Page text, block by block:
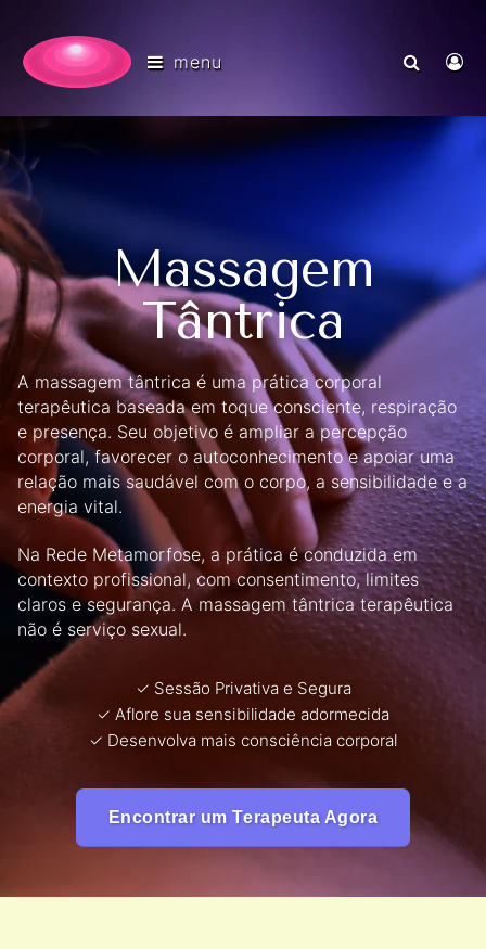
menu
Massagem
Tântrica
A massagem tântrica é uma prática corporal
terapêutica baseada em toque consciente, respiração
e presença. Seu objetivo é ampliar a percepção
corporal, favorecer o autoconhecimento e apoiar uma
relação mais saudável com o corpo, a sensibilidade e a
energia vital.
Na Rede Metamorfose, a prática é conduzida em
contexto profissional, com consentimento, limites
claros e segurança. A massagem tântrica terapêutica
não é serviço sexual.
✓ Sessão Privativa e Segura
✓ Aflore sua sensibilidade adormecida
✓ Desenvolva mais consciência corporal
Encontrar um Terapeuta Agora